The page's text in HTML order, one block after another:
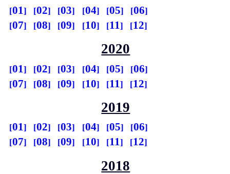
01 02 03 04 05
06
07
08 09 10 11 12
2020
01 02 03 04 05
06
07
08 09 10 11 12
2019
01 02 03 04 05
06
07
08 09 10 11 12
2018